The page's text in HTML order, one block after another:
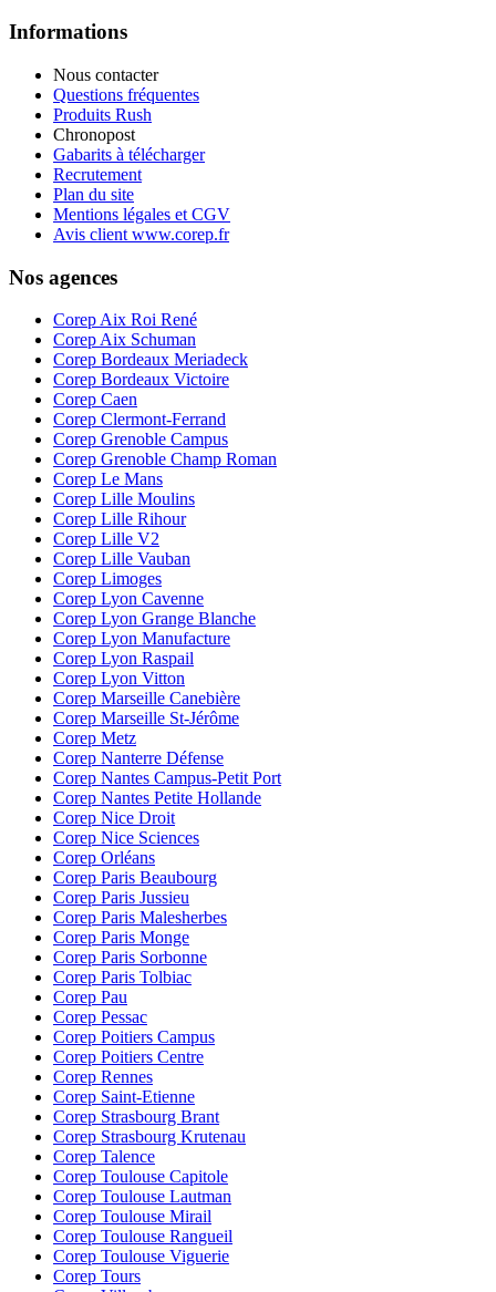
Informations
Nous contacter
Questions fréquentes
Produits Rush
Chronopost
Gabarits à télécharger
Recrutement
Plan du site
Mentions légales et CGV
Avis client www.corep.fr
Nos agences
Corep Aix Roi René
Corep Aix Schuman
Corep Bordeaux Meriadeck
Corep Bordeaux Victoire
Corep Caen
Corep Clermont-Ferrand
Corep Grenoble Campus
Corep Grenoble Champ Roman
Corep Le Mans
Corep Lille Moulins
Corep Lille Rihour
Corep Lille V2
Corep Lille Vauban
Corep Limoges
Corep Lyon Cavenne
Corep Lyon Grange Blanche
Corep Lyon Manufacture
Corep Lyon Raspail
Corep Lyon Vitton
Corep Marseille Canebière
Corep Marseille St-Jérôme
Corep Metz
Corep Nanterre Défense
Corep Nantes Campus-Petit Port
Corep Nantes Petite Hollande
Corep Nice Droit
Corep Nice Sciences
Corep Orléans
Corep Paris Beaubourg
Corep Paris Jussieu
Corep Paris Malesherbes
Corep Paris Monge
Corep Paris Sorbonne
Corep Paris Tolbiac
Corep Pau
Corep Pessac
Corep Poitiers Campus
Corep Poitiers Centre
Corep Rennes
Corep Saint-Etienne
Corep Strasbourg Brant
Corep Strasbourg Krutenau
Corep Talence
Corep Toulouse Capitole
Corep Toulouse Lautman
Corep Toulouse Mirail
Corep Toulouse Rangueil
Corep Toulouse Viguerie
Corep Tours